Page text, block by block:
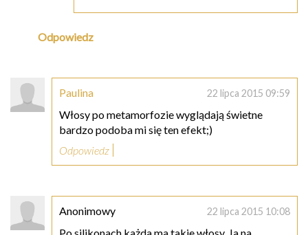
Odpowiedz
Paulina 22 lipca 2015 09:59
Włosy po metamorfozie wyglądają świetne
bardzo podoba mi się ten efekt;)
Odpowiedz
Anonimowy 22 lipca 2015 10:08